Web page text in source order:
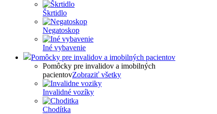
Škrtidlo
Negatoskop
Iné vybavenie
Pomôcky pre invalidov a imobilných pacientov
Pomôcky pre invalidov a imobilných
pacientovZobraziť všetky
Invalidné vozíky
Chodítka